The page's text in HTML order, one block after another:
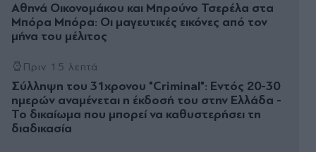
Αθηνά Οικονομάκου και Μπρούνο Τσερέλα στα
Μπόρα Μπόρα: Οι μαγευτικές εικόνες από τον
μήνα του μέλιτος
Πριν 15 λεπτά
Σύλληψη του 31χρονου "Criminal": Εντός 20-30
ημερών αναμένεται η έκδοσή του στην Ελλάδα -
Το δικαίωμα που μπορεί να καθυστερήσει τη
διαδικασία